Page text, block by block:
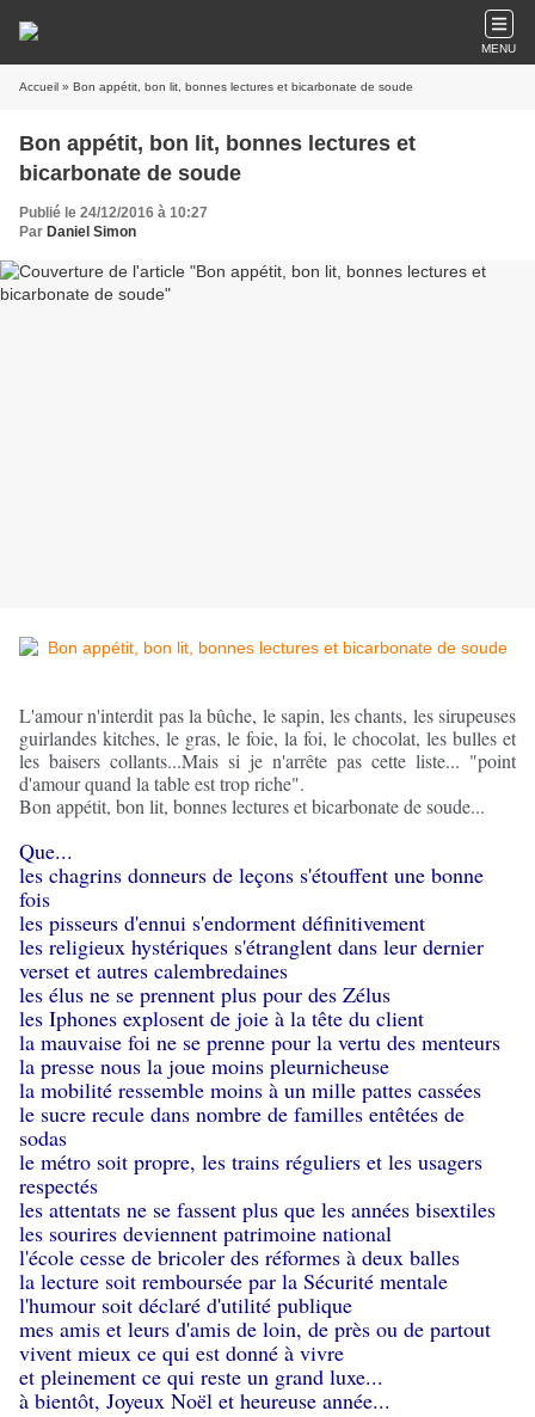
MENU
Accueil » Bon appétit, bon lit, bonnes lectures et bicarbonate de soude
Bon appétit, bon lit, bonnes lectures et
bicarbonate de soude
Publié le 24/12/2016 à 10:27
Par Daniel Simon
L'amour n'interdit pas la bûche, le sapin, les chants, les sirupeuses
guirlandes kitches, le gras, le foie, la foi, le chocolat, les bulles et
les baisers collants...Mais si je n'arrête pas cette liste... "point
d'amour quand la table est trop riche".
Bon appétit, bon lit, bonnes lectures et bicarbonate de soude...
Que...
les chagrins donneurs de leçons s'étouffent une bonne
fois
les pisseurs d'ennui s'endorment définitivement
les religieux hystériques s'étranglent dans leur dernier
verset et autres calembredaines
les élus ne se prennent plus pour des Zélus
les Iphones explosent de joie à la tête du client
la mauvaise foi ne se prenne pour la vertu des menteurs
la presse nous la joue moins pleurnicheuse
la mobilité ressemble moins à un mille pattes cassées
le sucre recule dans nombre de familles entêtées de
sodas
le métro soit propre, les trains réguliers et les usagers
respectés
les attentats ne se fassent plus que les années bisextiles
les sourires deviennent patrimoine national
l'école cesse de bricoler des réformes à deux balles
la lecture soit remboursée par la Sécurité mentale
l'humour soit déclaré d'utilité publique
mes amis et leurs d'amis de loin, de près ou de partout
vivent mieux ce qui est donné à vivre
et pleinement ce qui reste un grand luxe...
à bientôt, Joyeux Noël et heureuse année...